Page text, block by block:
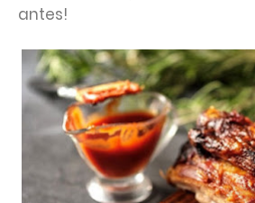
antes!